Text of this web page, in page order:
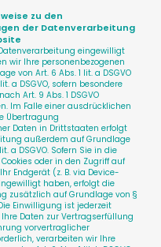
zu den
der Datenverarbeitung
eingewilligt
wir Ihre personenbezogenen
von Art. 6 Abs. 1 lit. a DSGVO
a DSGVO, sofern besondere
Art. 9 Abs. 1 DSGVO
Im Falle einer ausdrücklichen
Übertragung
Daten in Drittstaaten erfolgt
außerdem auf Grundlage
a DSGVO. Sofern Sie in die
oder in den Zugriff auf
Endgerät (z. B. via Device-
haben, erfolgt die
zusätzlich auf Grundlage von §
Die Einwilligung ist jederzeit
Daten zur Vertragserfüllung
vorvertraglicher
verarbeiten wir Ihre